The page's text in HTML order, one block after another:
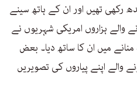
رکھی تھیں اور ان کے ہاتھ سینے
والے ہزاروں امریکی شہریوں نے
میں ان کا ساتھ دیا۔ بعض
والے اپنے پیاروں کی تصویریں